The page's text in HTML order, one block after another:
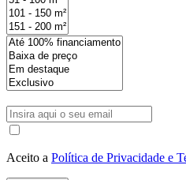
Aceito a Política de Privacidade e